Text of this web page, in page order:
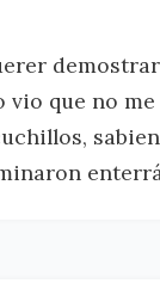
vio que no